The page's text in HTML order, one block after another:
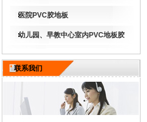
医院PVC胶地板
幼儿园、早教中心室内PVC地板胶
联系我们